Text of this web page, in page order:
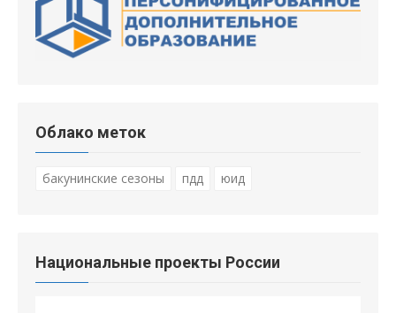
Облако меток
бакунинские сезоны пдд юид
Национальные проекты России